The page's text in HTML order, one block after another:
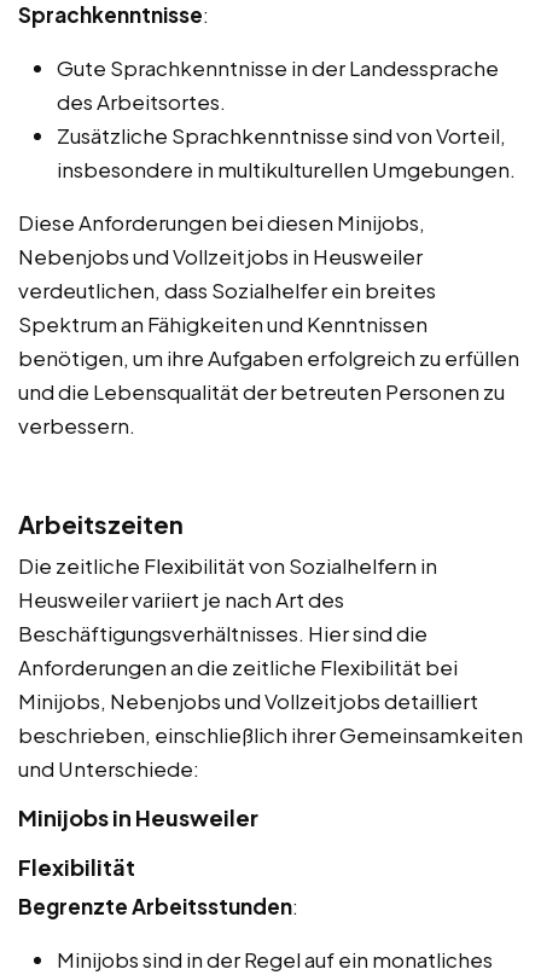
Sprachkenntnisse:
Gute Sprachkenntnisse in der Landessprache
des Arbeitsortes.
Zusätzliche Sprachkenntnisse sind von Vorteil,
insbesondere in multikulturellen Umgebungen.
Diese Anforderungen bei diesen Minijobs,
Nebenjobs und Vollzeitjobs in Heusweiler
verdeutlichen, dass Sozialhelfer ein breites
Spektrum an Fähigkeiten und Kenntnissen
benötigen, um ihre Aufgaben erfolgreich zu erfüllen
und die Lebensqualität der betreuten Personen zu
verbessern.
Arbeitszeiten
Die zeitliche Flexibilität von Sozialhelfern in
Heusweiler variiert je nach Art des
Beschäftigungsverhältnisses. Hier sind die
Anforderungen an die zeitliche Flexibilität bei
Minijobs, Nebenjobs und Vollzeitjobs detailliert
beschrieben, einschließlich ihrer Gemeinsamkeiten
und Unterschiede:
Minijobs in Heusweiler
Flexibilität
Begrenzte Arbeitsstunden:
Minijobs sind in der Regel auf ein monatliches